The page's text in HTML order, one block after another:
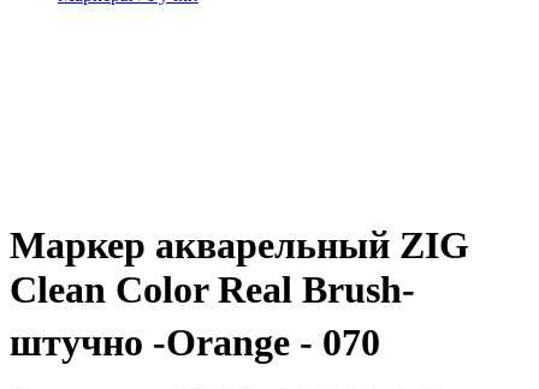
Маркер акварельный ZIG
Clean Color Real Brush-
штучно -Orange - 070